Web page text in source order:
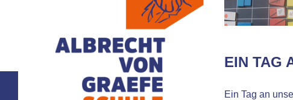
EIN TAG
Ein Tag an